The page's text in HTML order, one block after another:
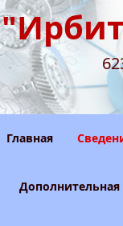
Главная